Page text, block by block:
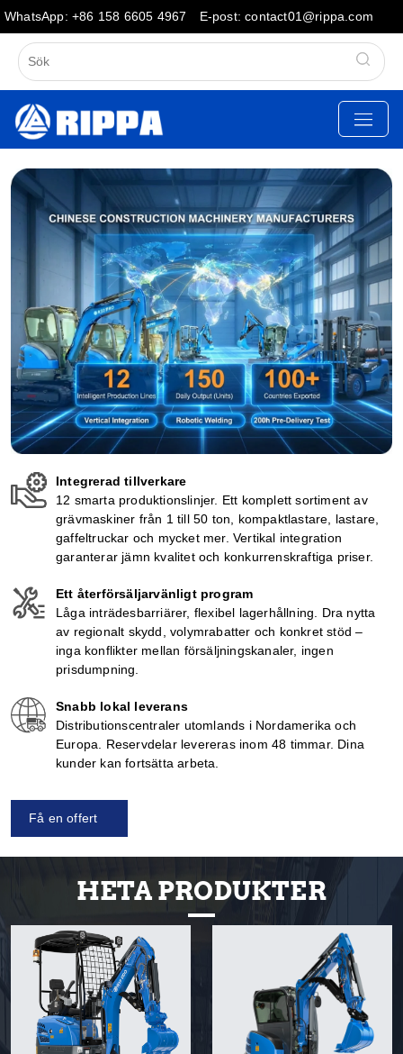
WhatsApp: +86 158 6605 4967 E-post: contact01@rippa.com
Integrerad tillverkare
12 smarta produktionslinjer. Ett komplett sortiment av
grävmaskiner från 1 till 50 ton, kompaktlastare, lastare,
gaffeltruckar och mycket mer. Vertikal integration
garanterar jämn kvalitet och konkurrenskraftiga priser.
Ett återförsäljarvänligt program
Låga inträdesbarriärer, flexibel lagerhållning. Dra nytta
av regionalt skydd, volymrabatter och konkret stöd –
inga konflikter mellan försäljningskanaler, ingen
prisdumpning.
Snabb lokal leverans
Distributionscentraler utomlands i Nordamerika och
Europa. Reservdelar levereras inom 48 timmar. Dina
kunder kan fortsätta arbeta.
Få en offert
HETA PRODUKTER